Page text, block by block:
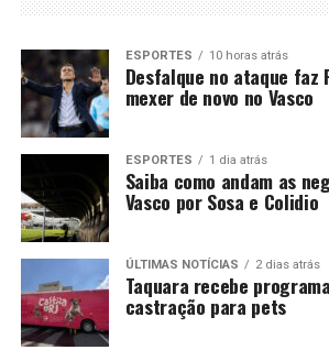
ESPORTES 10 horas atrás
Desfalque no ataque faz
mexer de novo no Vasco
ESPORTES 1 dia atrás
Saiba como andam as
Vasco por Sosa e Colidio
ÚLTIMAS NOTÍCIAS 2 dias atrás
Taquara recebe
castração para pets